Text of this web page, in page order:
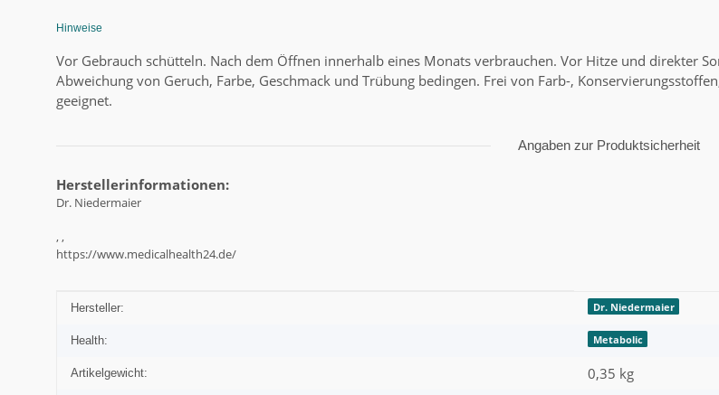
Hinweise
Vor Gebrauch schütteln. Nach dem Öffnen innerhalb eines Monats verbrauchen. Vor Hitze und direkter
Abweichung von Geruch, Farbe, Geschmack und Trübung bedingen. Frei von Farb-,
geeignet.
Angaben zur Produktsicherheit
Herstellerinformationen:
Dr. Niedermaier
, ,
https://www.medicalhealth24.de/
Produkteigenschaft
Wert
Hersteller: Dr. Niedermaier
Health: Metabolic
Artikelgewicht: 0,35 kg